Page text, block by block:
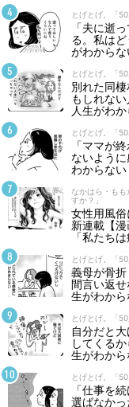
とげとげ。「
「夫に逝
る。私は
がわからな
とげとげ。「
別れた同
もしれな
人生がわか
とげとげ。「
「ママが
ないよう
わからな
なかはら・も
すか？」
女性用風
新連載【
「私たち
とげとげ。「
義母が骨
間言い返
生がわから
とげとげ。「
自分だと
してくる
生がわから
とげとげ。「
「仕事を
選ばなかっ